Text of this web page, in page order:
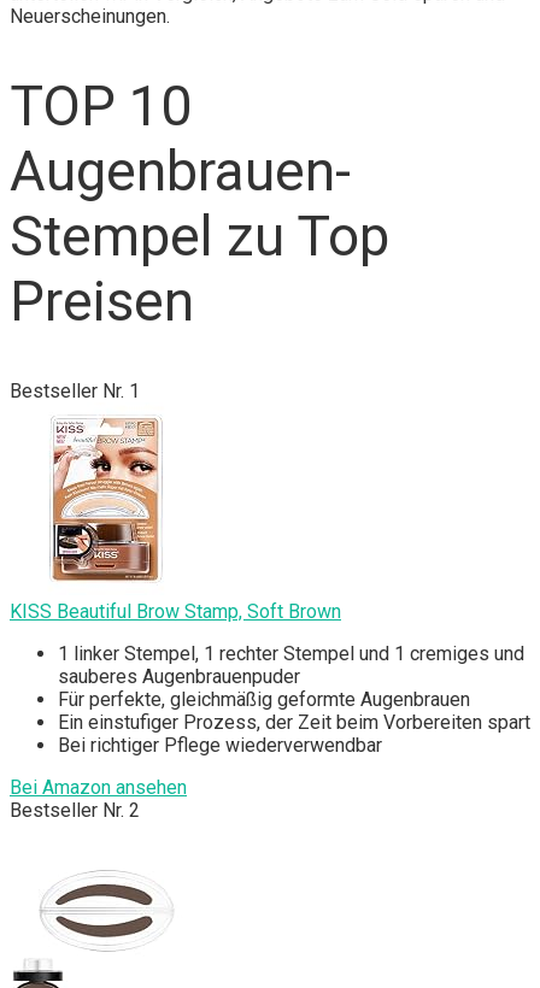
Neuerscheinungen.
TOP 10
Augenbrauen-
Stempel zu Top
Preisen
Bestseller Nr. 1
KISS Beautiful Brow Stamp, Soft Brown
1 linker Stempel, 1 rechter Stempel und 1 cremiges und
sauberes Augenbrauenpuder
Für perfekte, gleichmäßig geformte Augenbrauen
Ein einstufiger Prozess, der Zeit beim Vorbereiten spart
Bei richtiger Pflege wiederverwendbar
Bei Amazon ansehen
Bestseller Nr. 2